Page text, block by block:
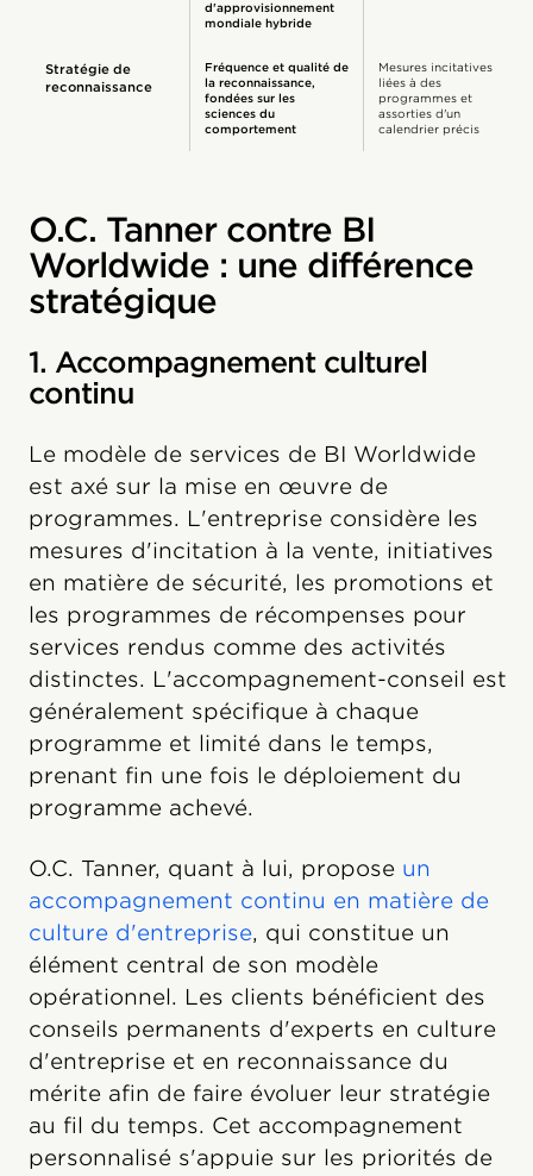
d'approvisionnement
mondiale hybride
Stratégie de
reconnaissance
Fréquence et qualité de
la reconnaissance,
fondées sur les
sciences du
comportement
Mesures incitatives
liées à des
programmes et
assorties d'un
calendrier précis
O.C. Tanner contre BI
Worldwide : une différence
stratégique
1. Accompagnement culturel
continu
Le modèle de services de BI Worldwide
est axé sur la mise en œuvre de
programmes. L'entreprise considère les
mesures d'incitation à la vente, initiatives
en matière de sécurité, les promotions et
les programmes de récompenses pour
services rendus comme des activités
distinctes. L'accompagnement-conseil est
généralement spécifique à chaque
programme et limité dans le temps,
prenant fin une fois le déploiement du
programme achevé.
O.C. Tanner, quant à lui, propose un
accompagnement continu en matière de
culture d'entreprise, qui constitue un
élément central de son modèle
opérationnel. Les clients bénéficient des
conseils permanents d'experts en culture
d'entreprise et en reconnaissance du
mérite afin de faire évoluer leur stratégie
au fil du temps. Cet accompagnement
personnalisé s'appuie sur les priorités de